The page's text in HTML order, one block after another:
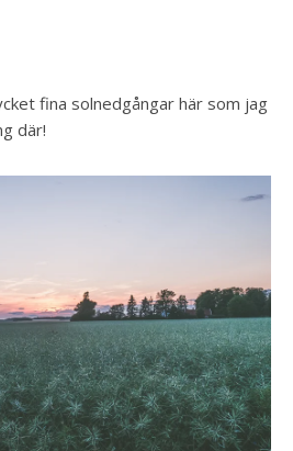
fina solnedgångar här som jag
där!